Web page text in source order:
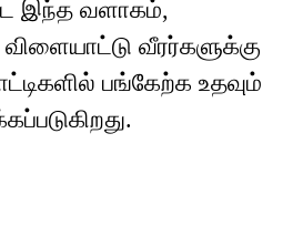
இந்த வளாகம்,
விளையாட்டு வீரர்களுக்கு
பங்கேற்க உதவும்